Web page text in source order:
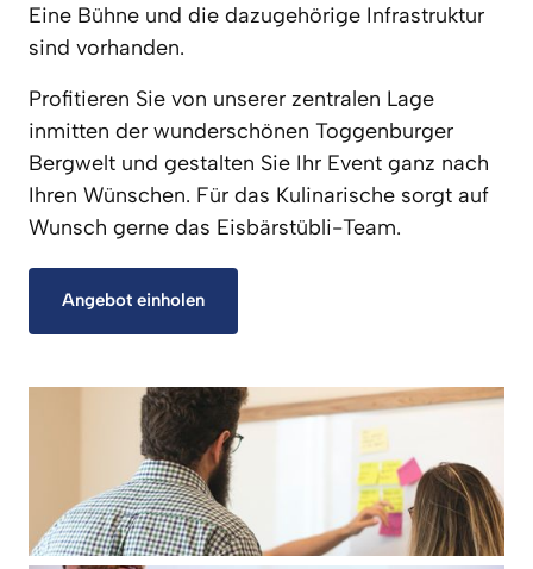
Eine Bühne und die dazugehörige Infrastruktur
sind vorhanden.
Profitieren Sie von unserer zentralen Lage
inmitten der wunderschönen Toggenburger
Bergwelt und gestalten Sie Ihr Event ganz nach
Ihren Wünschen. Für das Kulinarische sorgt auf
Wunsch gerne das Eisbärstübli-Team.
Angebot einholen